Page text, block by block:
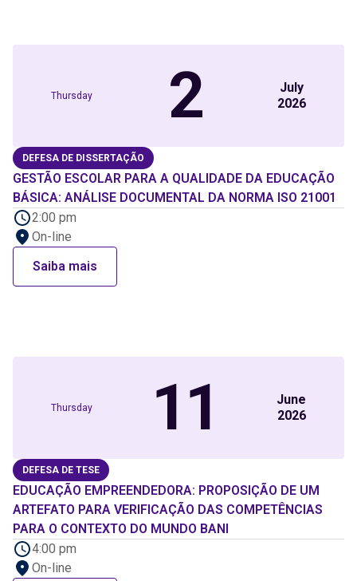
Thursday 2
July
2026
DEFESA DE DISSERTAÇÃO
GESTÃO ESCOLAR PARA A QUALIDADE DA EDUCAÇÃO
BÁSICA: ANÁLISE DOCUMENTAL DA NORMA ISO 21001
2:00 pm
On-line
Saiba mais
Thursday 11
June
2026
DEFESA DE TESE
EDUCAÇÃO EMPREENDEDORA: PROPOSIÇÃO DE UM
ARTEFATO PARA VERIFICAÇÃO DAS COMPETÊNCIAS
PARA O CONTEXTO DO MUNDO BANI
4:00 pm
On-line